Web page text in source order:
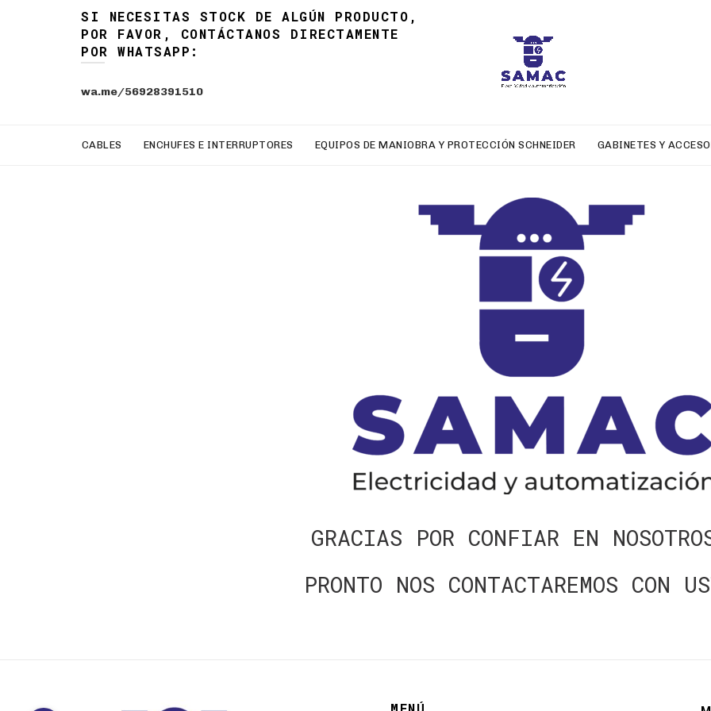
SI NECESITAS STOCK DE ALGÚN PRODUCTO,
POR FAVOR, CONTÁCTANOS DIRECTAMENTE
POR WHATSAPP:
wa.me/56928391510
CABLES ENCHUFES E INTERRUPTORES EQUIPOS DE MANIOBRA Y PROTECCIÓN SCHNEIDER GABINETES Y
GRACIAS POR CONFIAR EN
PRONTO NOS CONTACTAREMOS CON